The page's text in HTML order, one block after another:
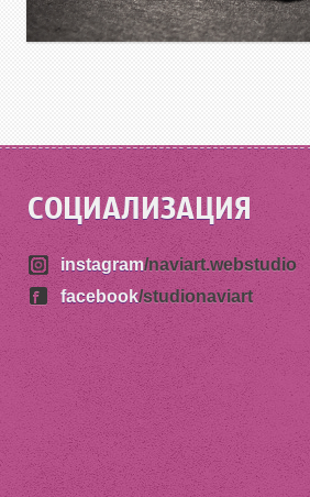
СОЦИАЛИЗАЦИЯ
instagram/naviart.webstudio
facebook/studionaviart